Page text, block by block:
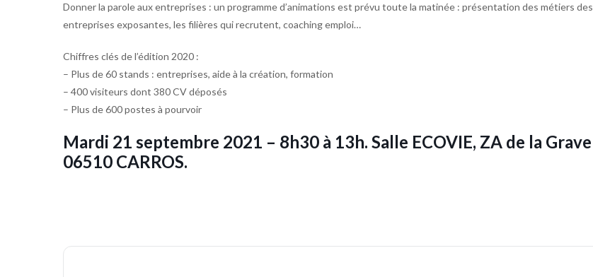
Donner la parole aux entreprises : un programme d’animations est prévu toute la matinée : présentation des métiers des
entreprises exposantes, les filières qui recrutent, coaching emploi…
Chiffres clés de l’édition 2020 :
– Plus de 60 stands : entreprises, aide à la création, formation
– 400 visiteurs dont 380 CV déposés
– Plus de 600 postes à pourvoir
Mardi 21 septembre 2021 – 8h30 à 13h. Salle ECOVIE, ZA de la Grave
06510 CARROS.